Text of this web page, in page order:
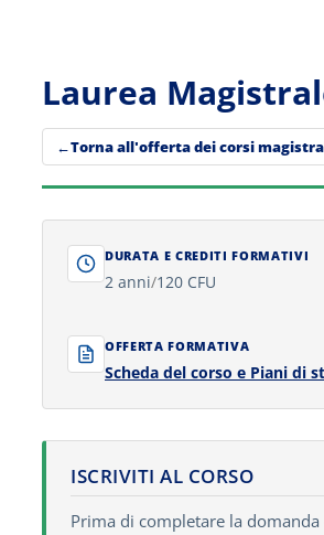
Laurea
Torna all'offerta dei corsi
DURATA E CREDITI FORMATIVI
2 anni/120 CFU
OFFERTA FORMATIVA
Scheda del corso e Piani di
ISCRIVITI AL CORSO
Prima di completare la